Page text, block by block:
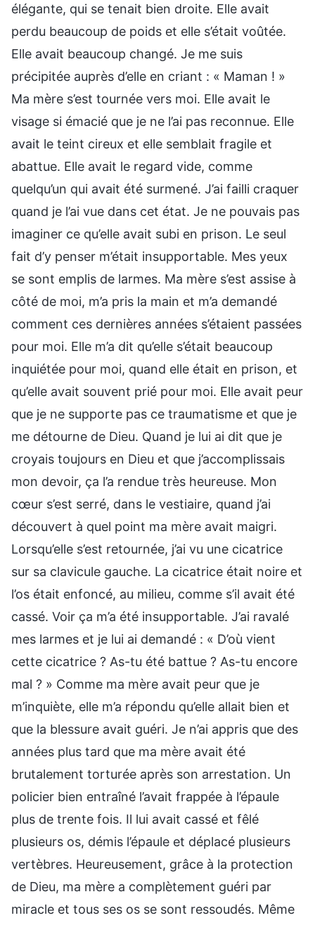
élégante, qui se tenait bien droite. Elle avait
perdu beaucoup de poids et elle s’était voûtée.
Elle avait beaucoup changé. Je me suis
précipitée auprès d’elle en criant : « Maman ! »
Ma mère s’est tournée vers moi. Elle avait le
visage si émacié que je ne l’ai pas reconnue. Elle
avait le teint cireux et elle semblait fragile et
abattue. Elle avait le regard vide, comme
quelqu’un qui avait été surmené. J’ai failli craquer
quand je l’ai vue dans cet état. Je ne pouvais pas
imaginer ce qu’elle avait subi en prison. Le seul
fait d’y penser m’était insupportable. Mes yeux
se sont emplis de larmes. Ma mère s’est assise à
côté de moi, m’a pris la main et m’a demandé
comment ces dernières années s’étaient passées
pour moi. Elle m’a dit qu’elle s’était beaucoup
inquiétée pour moi, quand elle était en prison, et
qu’elle avait souvent prié pour moi. Elle avait peur
que je ne supporte pas ce traumatisme et que je
me détourne de Dieu. Quand je lui ai dit que je
croyais toujours en Dieu et que j’accomplissais
mon devoir, ça l’a rendue très heureuse. Mon
cœur s’est serré, dans le vestiaire, quand j’ai
découvert à quel point ma mère avait maigri.
Lorsqu’elle s’est retournée, j’ai vu une cicatrice
sur sa clavicule gauche. La cicatrice était noire et
l’os était enfoncé, au milieu, comme s’il avait été
cassé. Voir ça m’a été insupportable. J’ai ravalé
mes larmes et je lui ai demandé : « D’où vient
cette cicatrice ? As-tu été battue ? As-tu encore
mal ? » Comme ma mère avait peur que je
m’inquiète, elle m’a répondu qu’elle allait bien et
que la blessure avait guéri. Je n’ai appris que des
années plus tard que ma mère avait été
brutalement torturée après son arrestation. Un
policier bien entraîné l’avait frappée à l’épaule
plus de trente fois. Il lui avait cassé et fêlé
plusieurs os, démis l’épaule et déplacé plusieurs
vertèbres. Heureusement, grâce à la protection
de Dieu, ma mère a complètement guéri par
miracle et tous ses os se sont ressoudés. Même